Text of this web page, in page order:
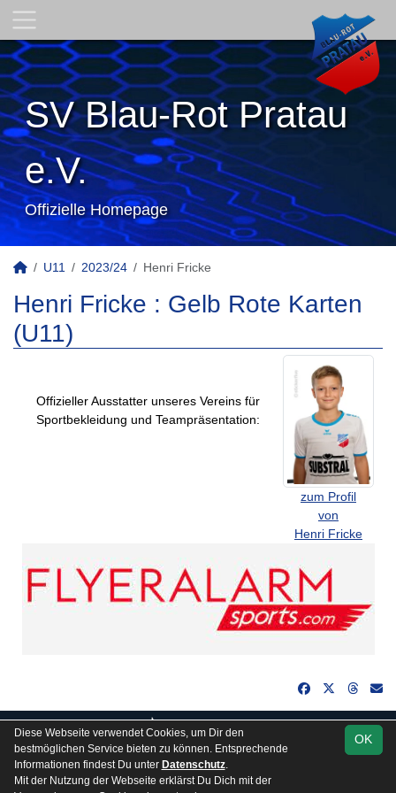
SV Blau-Rot Pratau
e.V.
Offizielle Homepage
U11 2023/24 Henri Fricke
Henri Fricke : Gelb Rote Karten
(U11)
zum Profil
von
Henri Fricke
Offizieller Ausstatter unseres Vereins für
Sportbekleidung und Teampräsentation:
soccero.de
Besucherstatistik Kontakt Impressum
Datenschutz
OK
Diese Webseite verwendet Cookies, um Dir den
bestmöglichen Service bieten zu können. Entsprechende
Informationen findest Du unter Datenschutz.
Mit der Nutzung der Webseite erklärst Du Dich mit der